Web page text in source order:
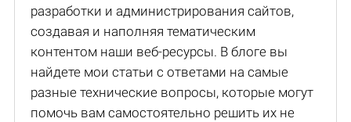
разработки и администрирования сайтов,
создавая и наполняя тематическим
контентом наши веб-ресурсы. В блоге вы
найдете мои статьи с ответами на самые
разные технические вопросы, которые могут
помочь вам самостоятельно решить их не